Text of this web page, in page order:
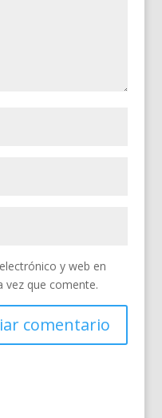
y web en
vez que comente.